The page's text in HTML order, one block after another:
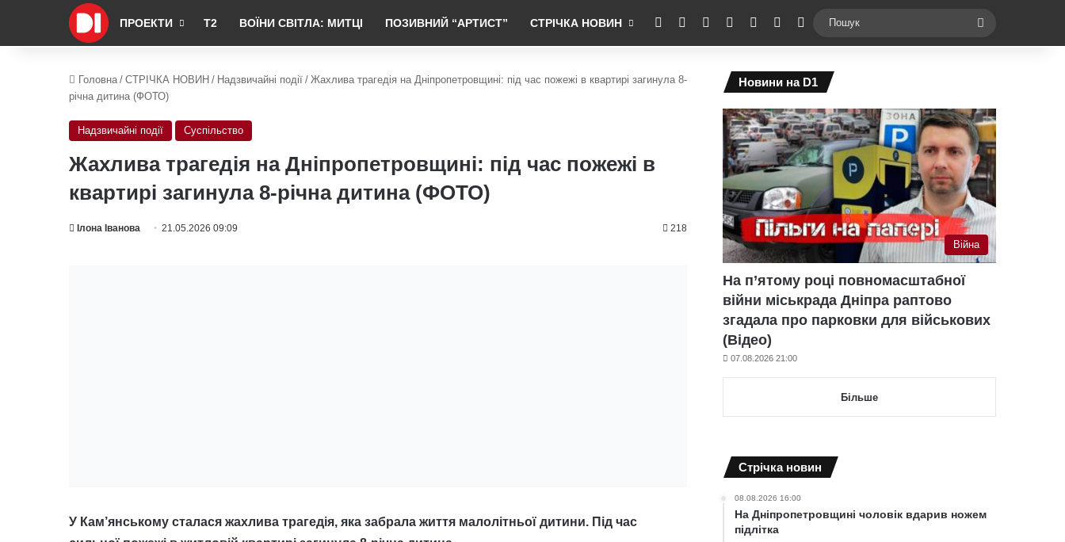
ПРОЕКТИ Т2 ВОЇНИ СВІТЛА: МИТЦІ ПОЗИВНИЙ “АРТИСТ” СТРІЧКА НОВИН RSS Facebook YouTubeInstagramTelegramSwitch skin
Головна / СТРІЧКА НОВИН / Надзвичайні події / Жахлива трагедія на Дніпропетровщині: під час пожежі в квартирі загинула 8-
річна дитина (ФОТО)
Надзвичайні події Суспільство
Жахлива трагедія на Дніпропетровщині: під час пожежі в
квартирі загинула 8-річна дитина (ФОТО)
Ілона Іванова 21.05.2026 09:09 218
У Кам’янському сталася жахлива трагедія, яка забрала життя малолітньої дитини. Під час
Новини на D1
Війна
На п’ятому році повномасштабної
війни міськрада Дніпра раптово
згадала про парковки для військових
(Відео)
07.08.2026 21:00
Більше
Cтрічка новин
08.08.2026 16:00
На Дніпропетровщині чоловік вдарив ножем
підлітка